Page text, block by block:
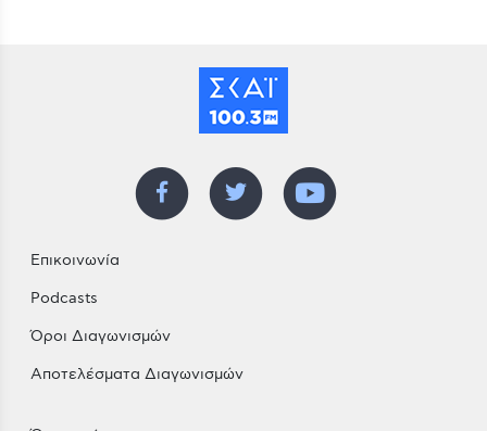
Επικοινωνία
Podcasts
Όροι Διαγωνισμών
Αποτελέσματα Διαγωνισμών